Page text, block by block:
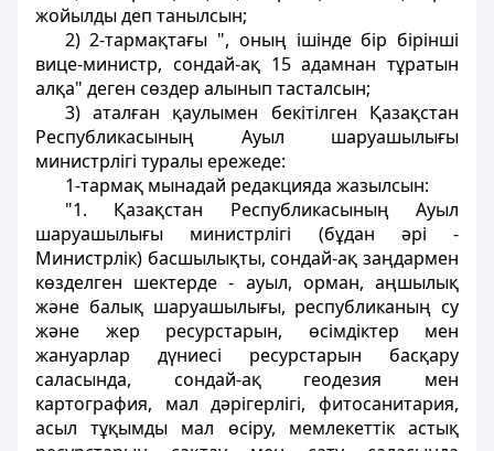
жойылды деп танылсын;
2) 2-тармақтағы ", оның iшiнде бiр бiрiншi
вице-министр, сондай-ақ 15 адамнан тұратын
алқа" деген сөздер алынып тасталсын;
3) аталған қаулымен бекітілген Қазақстан
Республикасының Ауыл шаруашылығы
министрлігі туралы ережеде:
1-тармақ мынадай редакцияда жазылсын:
"1. Қазақстан Республикасының Ауыл
шаруашылығы министрлiгі (бұдан әрi -
Министрлiк) басшылықты, сондай-ақ заңдармен
көзделген шектерде - ауыл, орман, аңшылық
және балық шаруашылығы, республиканың су
және жер ресурстарын, өсiмдiктер мен
жануарлар дүниесi ресурстарын басқару
саласында, сондай-ақ геодезия мен
картография, мал дәрiгерлiгі, фитосанитария,
асыл тұқымды мал өсiру, мемлекеттік астық